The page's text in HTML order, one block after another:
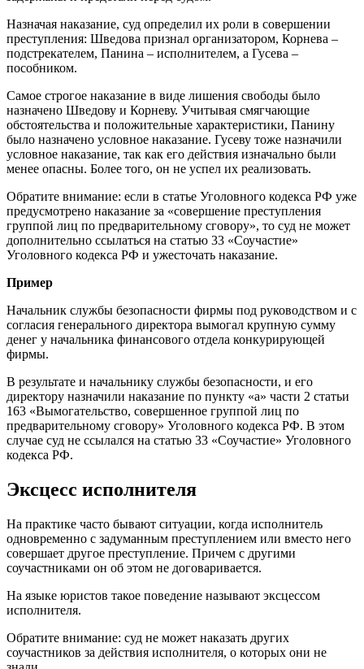
Назначая наказание, суд определил их роли в совершении
преступления: Шведова признал организатором, Корнева –
подстрекателем, Панина – исполнителем, а Гусева –
пособником.
Самое строгое наказание в виде лишения свободы было
назначено Шведову и Корневу. Учитывая смягчающие
обстоятельства и положительные характеристики, Панину
было назначено условное наказание. Гусеву тоже назначили
условное наказание, так как его действия изначально были
менее опасны. Более того, он не успел их реализовать.
Обратите внимание: если в статье Уголовного кодекса РФ уже
предусмотрено наказание за «совершение преступления
группой лиц по предварительному сговору», то суд не может
дополнительно ссылаться на статью 33 «Соучастие»
Уголовного кодекса РФ и ужесточать наказание.
Пример
Начальник службы безопасности фирмы под руководством и с
согласия генерального директора вымогал крупную сумму
денег у начальника финансового отдела конкурирующей
фирмы.
В результате и начальнику службы безопасности, и его
директору назначили наказание по пункту «а» части 2 статьи
163 «Вымогательство, совершенное группой лиц по
предварительному сговору» Уголовного кодекса РФ. В этом
случае суд не ссылался на статью 33 «Соучастие» Уголовного
кодекса РФ.
Эксцесс исполнителя
На практике часто бывают ситуации, когда исполнитель
одновременно с задуманным преступлением или вместо него
совершает другое преступление. Причем с другими
соучастниками он об этом не договаривается.
На языке юристов такое поведение называют эксцессом
исполнителя.
Обратите внимание: суд не может наказать других
соучастников за действия исполнителя, о которых они не